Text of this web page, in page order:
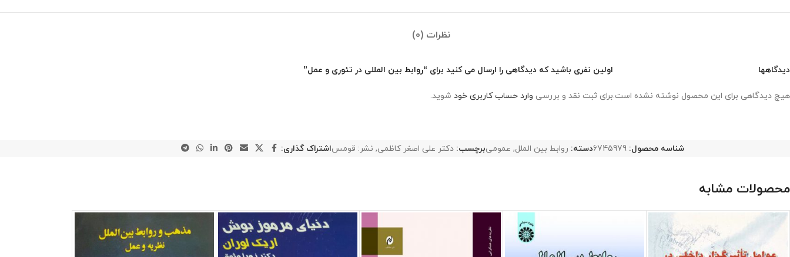
نظرات (0)
دیدگاهها
هیچ دیدگاهی برای این محصول نوشته نشده است.
اولین نفری باشید که دیدگاهی را ارسال می کنید برای “روابط بین المللی در تئوری و عمل”
برای ثبت نقد و بررسی وارد حساب کاربری خود شوید.
شناسه محصول: 6745979دسته: روابط بین الملل, عمومیبرچسب: دکتر علی اصغر کاظمی, نشر: قومساشتراک گذاری:
محصولات مشابه